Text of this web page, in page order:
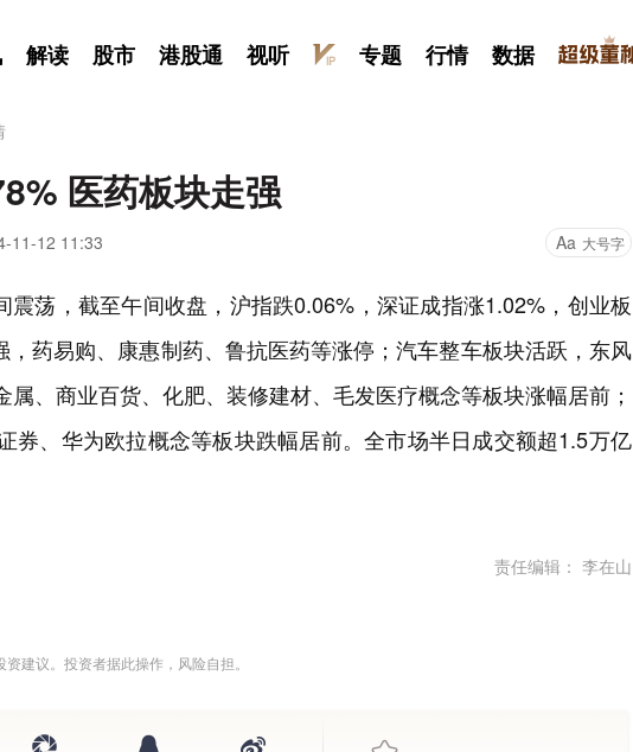
解读 股市 港股通 视听 专题 行情 数据
医药板块走强
11-12 11:33 Aa 大号字
荡，截至午间收盘，沪指跌0.06%，深证成指涨1.02%，创业板
药易购、康惠制药、鲁抗医药等涨停；汽车整车板块活跃，东风
、商业百货、化肥、装修建材、毛发医疗概念等板块涨幅居前；
券、华为欧拉概念等板块跌幅居前。全市场半日成交额超1.5万亿
责任编辑： 李在山
建议。投资者据此操作，风险自担。